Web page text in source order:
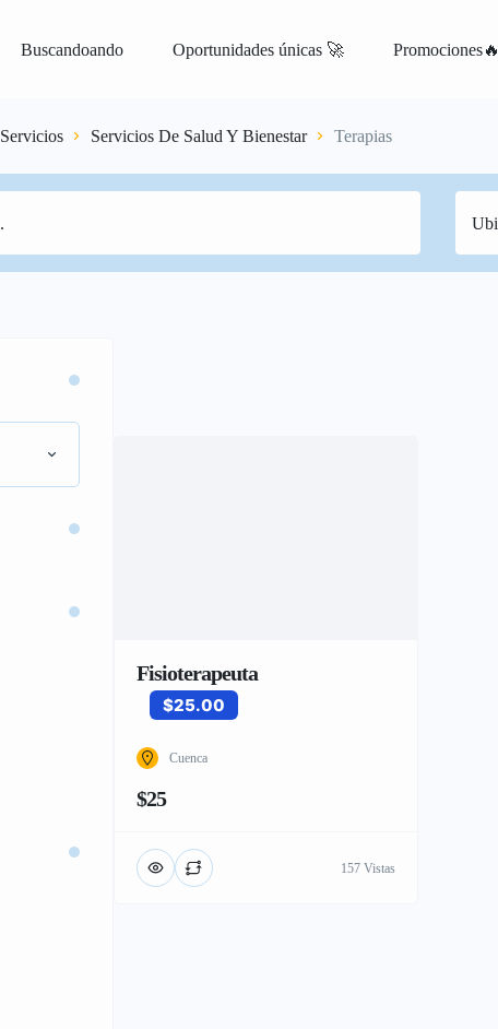
Buscandoando Oportunidades únicas 🚀 Promociones🔥
Registrar Vender Gratis
Servicios Servicios De Salud Y Bienestar Terapias
Fisioterapeuta
$25.00
Cuenca
$25
157 Vistas